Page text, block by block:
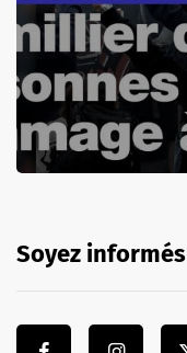
Soyez informés